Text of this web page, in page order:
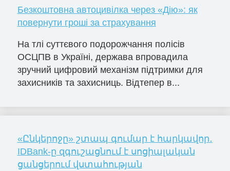
Безкоштовна автоцивілка через «Дію»: як
повернути гроші за страхування
На тлі суттєвого подорожчання полісів
ОСЦПВ в Україні, держава впровадила
зручний цифровий механізм підтримки для
захисників та захисниць. Відтепер в...
«Ընկերոջը» շտապ գումար է հարկավոր․
IDBank-ը զգուշացնում է սոցիալական
ցանցերում վստահության